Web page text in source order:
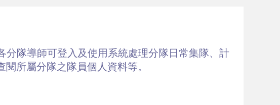
隊導師可登入及使用系統處理分隊日常集隊、計
所屬分隊之隊員個人資料等。